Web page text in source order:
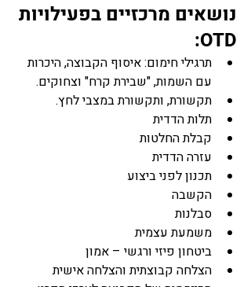
נושאים מרכזיים בפעילויות
OTD:
תרגילי חימום: איסוף הקבוצה, היכרות
עם השמות, "שבירת קרח" וצחוקים.
תקשורת, ותקשורת במצבי לחץ.
תלות הדדית
קבלת החלטות
עזרה הדדית
תכנון לפני ביצוע
הקשבה
סבלנות
משמעת עצמית
ביטחון פיזי ורגשי – אמון
הצלחה קבוצתית והצלחה אישית